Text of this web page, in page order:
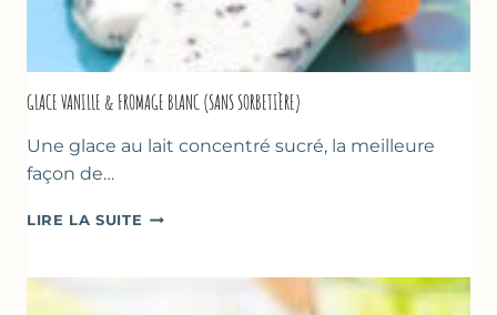
GLACE VANILLE & FROMAGE BLANC (SANS SORBETIÈRE)
Une glace au lait concentré sucré, la meilleure
façon de…
LIRE LA SUITE GLACE